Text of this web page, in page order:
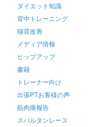
ダイエット知識
背中トレーニング
猫背改善
メディア情報
ヒップアップ
書籍
トレーナー向け
出張PTお客様の声
筋肉痛報告
スパルタンレース